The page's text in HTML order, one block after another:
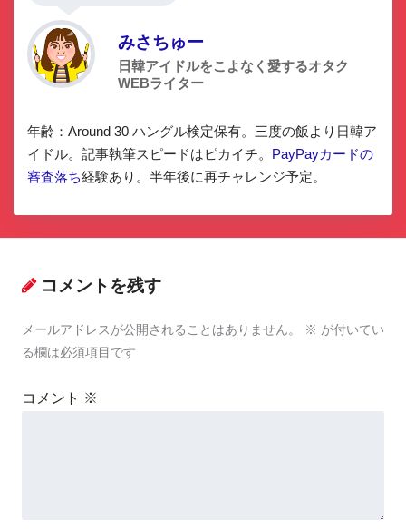
みさちゅー
日韓アイドルをこよなく愛するオタク
WEBライター
年齢：Around 30 ハングル検定保有。三度の飯より日韓ア
イドル。記事執筆スピードはピカイチ。 PayPayカードの
審査落ち経験あり。半年後に再チャレンジ予定。
コメントを残す
メールアドレスが公開されることはありません。 ※ が付いてい
る欄は必須項目です
コメント ※